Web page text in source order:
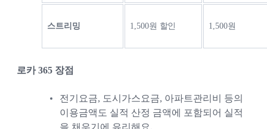
스트리밍 1,500원 할인 1,500원
로카 365 장점
전기요금, 도시가스요금, 아파트관리비 등의
이용금액도 실적 산정 금액에 포함되어 실적
을 채우기에 유리해요.